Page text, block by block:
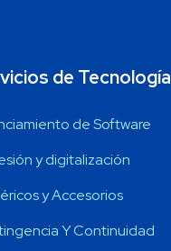
de Tecnología
de Software
y digitalización
y Accesorios
Y Continuidad